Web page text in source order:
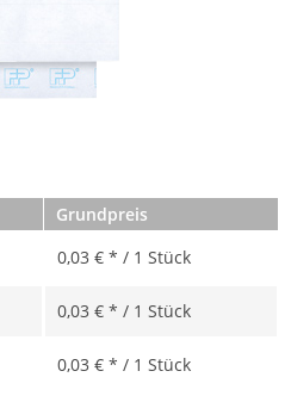
Grundpreis
0,03 € * / 1 Stück
0,03 € * / 1 Stück
0,03 € * / 1 Stück